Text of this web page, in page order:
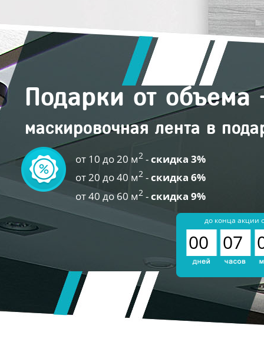
Подарки от объема
маскировочная лента в
от 10 до 20 м2 -скидка 3%
от 20 до 40 м2 -скидка 6%
от 40 до 60 м2 -скидка 9%
до конца акции
00 07